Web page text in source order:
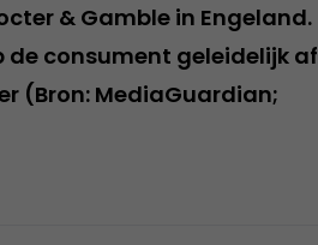
& Gamble in Engeland.
consument geleidelijk af
(Bron: MediaGuardian;